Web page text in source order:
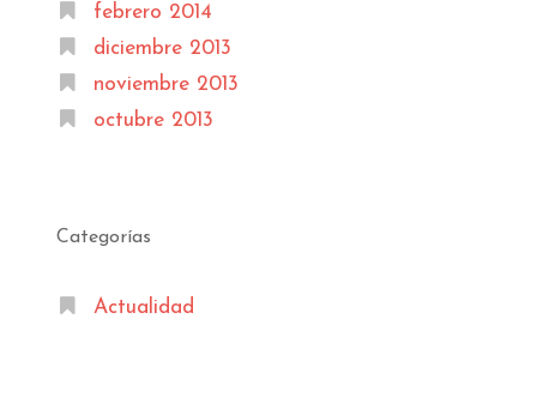
febrero 2014
diciembre 2013
noviembre 2013
octubre 2013
Categorías
Actualidad